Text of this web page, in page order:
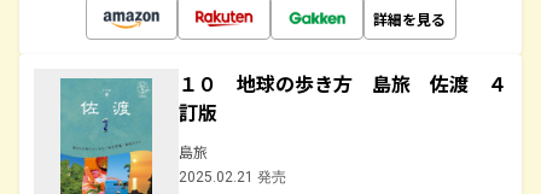
詳細を見る
１０ 地球の歩き方 島旅 佐渡 ４
訂版
島旅
2025.02.21 発売